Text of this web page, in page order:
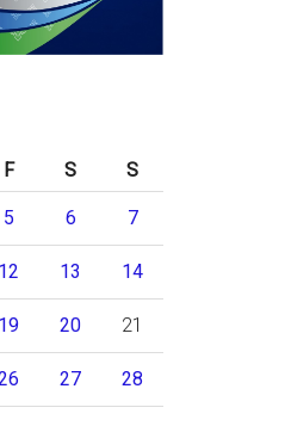
F S S
5 6 7
12 13 14
19 20 21
27 28